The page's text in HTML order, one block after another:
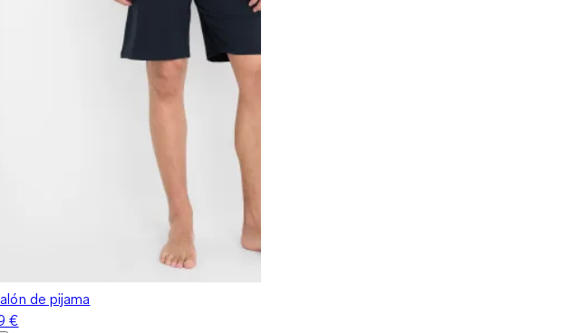
de pijama
€